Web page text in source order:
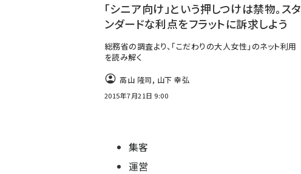
「シニア向け」という押しつけは禁物。スタ
ンダードな利点をフラットに訴求しよう
総務省の調査より、「こだわりの大人女性」のネット利用
を読み解く
高山 隆司, 山下 幸弘
2015年7月21日 9:00
集客
運営